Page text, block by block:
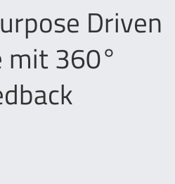
Driven
mit 360°